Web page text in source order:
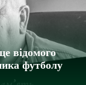
відомого
футболу